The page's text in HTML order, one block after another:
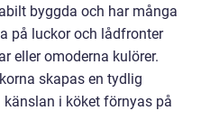
byggda och har många
på luckor och lådfronter
eller omoderna kulörer.
skapas en tydlig
i köket förnyas på